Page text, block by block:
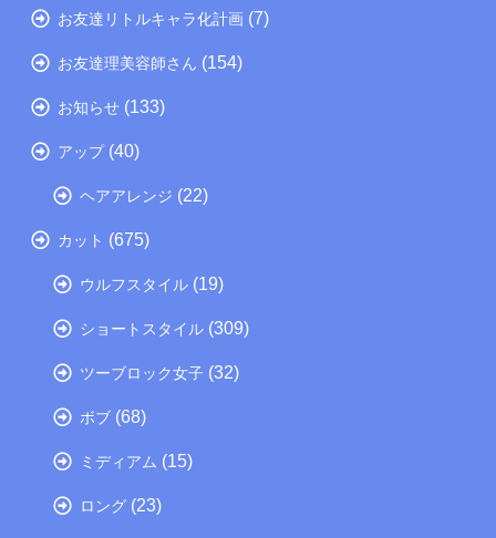
お友達リトルキャラ化計画 (7)
お友達理美容師さん (154)
お知らせ (133)
アップ(40)
ヘアアレンジ (22)
カット (675)
ウルフスタイル (19)
ショートスタイル (309)
ツーブロック女子 (32)
ボブ (68)
ミディアム (15)
ロング (23)